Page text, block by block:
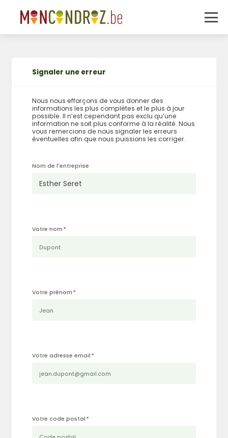
Signaler une erreur
Nous nous efforçons de vous donner des
informations les plus complètes et le plus à jour
possible. Il n’est cependant pas exclu qu’une
information ne soit plus conforme à la réalité. Nous
vous remercions de nous signaler les erreurs
éventuelles afin que nous puissions les corriger.
Nom de l'entreprise
Votre nom *
Votre prénom *
Votre adresse email *
Votre code postal *